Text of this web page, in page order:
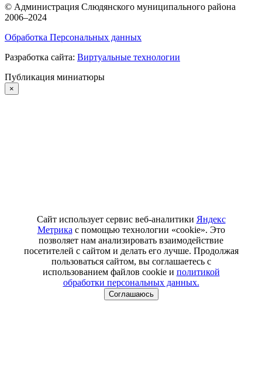
© Администрация Слюдянского муниципального района
2006–2024
Обработка Персональных данных
Разработка сайта: Виртуальные технологии
Публикация миниатюры
×
Сайт использует сервис веб-аналитики Яндекс
Метрика с помощью технологии «cookie». Это
позволяет нам анализировать взаимодействие
посетителей с сайтом и делать его лучше. Продолжая
пользоваться сайтом, вы соглашаетесь с
использованием файлов cookie и политикой
обработки персональных данных.
Соглашаюсь